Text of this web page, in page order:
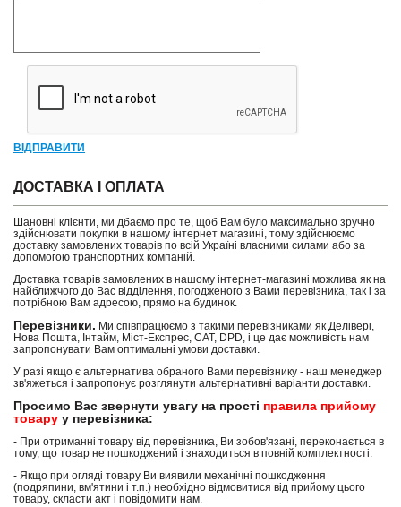
ВІДПРАВИТИ
ДОСТАВКА І ОПЛАТА
Шановні клієнти, ми дбаємо про те, щоб Вам було максимально зручно
здійснювати покупки в нашому інтернет магазині, тому здійснюємо
доставку замовлених товарів по всій Україні власними силами або за
допомогою транспортних компаній.
Доставка товарів замовлених в нашому інтернет-магазині можлива як на
найближчого до Вас відділення, погодженого з Вами перевізника, так і за
потрібною Вам адресою, прямо на будинок.
Перевізники. Ми співпрацюємо з такими перевізниками як Делівері,
Нова Пошта, Інтайм, Міст-Експрес, САТ, DPD, і це дає можливість нам
запропонувати Вам оптимальні умови доставки.
У разі якщо є альтернатива обраного Вами перевізнику - наш менеджер
зв'яжеться і запропонує розглянути альтернативні варіанти доставки.
Просимо Вас звернути увагу на прості правила прийому
товару у перевізника:
- При отриманні товару від перевізника, Ви зобов'язані, переконається в
тому, що товар не пошкоджений і знаходиться в повній комплектності.
- Якщо при огляді товару Ви виявили механічні пошкодження
(подряпини, вм'ятини і т.п.) необхідно відмовитися від прийому цього
товару, скласти акт і повідомити нам.